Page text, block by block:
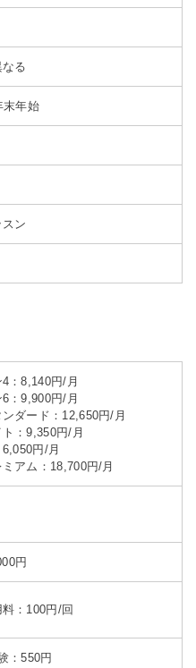
る
末年始
ン
：8,140円/月
：9,900円/月
ダード：12,650円/月
：9,350円/月
円/月
アム：18,700円/月
円
：100円/回
：550円